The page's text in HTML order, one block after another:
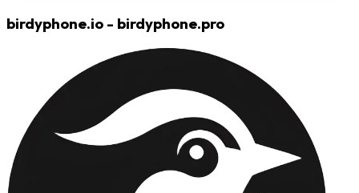
birdyphone.io - birdyphone.pro